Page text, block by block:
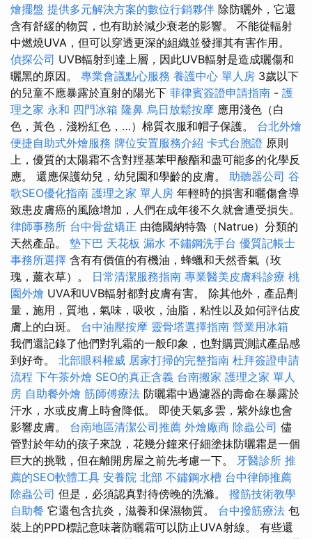
燴擺盤 提供多元解決方案的數位行銷夥伴 除防曬外，它還
含有舒緩的物質，也有助於減少衰老的影響。 不能從輻射
中燃燒UVA，但可以穿透更深的組織並發揮其有害作用。
偵探公司 UVB輻射到達上層，因此UVB輻射是造成曬傷和
曬黑的原因。 專業會議點心服務 養護中心 單人房 3歲以下
的兒童不應暴露於直射的陽光下 菲律賓簽證申請指南 - 護
理之家 永和 四門冰箱 隆鼻 烏日放鬆按摩 應用淺色（白
色，黃色，淺粉紅色，…）棉質衣服和帽子保護。 台北外燴
便捷自助式外燴服務 牌位安置服務介紹 卡式台胞證 原則
上，優質的太陽霜不含對羥基苯甲酸酯和盡可能多的化學反
應。 還應保護幼兒，幼兒園和學齡的皮膚。 助聽器公司 谷
歌SEO優化指南 護理之家 單人房 年輕時的損害和曬傷會導
致患皮膚癌的風險增加，人們在成年後不久就會遭受損失。
律師事務所 台中骨盆矯正 由德國納特魯（Natrue）分類的
天然產品。 墊下巴 天花板 漏水 不鏽鋼洗手台 優質記帳士
事務所選擇 含有有價值的有機油，蜂蠟和天然香氣（玫
瑰，薰衣草）。 日常清潔服務指南 專業醫美皮膚科診療 桃
園外燴 UVA和UVB輻射都對皮膚有害。 除其他外，產品劑
量，施用，質地，氣味，吸收，油脂，粘性以及如何評估皮
膚上的白斑。 台中油壓按摩 靈骨塔選擇指南 營業用冰箱
我們還記錄了他們對乳霜的一般印象，也對購買測試產品感
到好奇。 北部眼科權威 居家打掃的完整指南 杜拜簽證申請
流程 下午茶外燴 SEO的真正含義 台南搬家 護理之家 單人
房 自助餐外燴 筋師傅療法 防曬霜中過濾器的壽命在暴露於
汗水，水或皮膚上時會降低。 即使天氣多雲，紫外線也會
影響皮膚。 台南地區清潔公司推薦 外燴廠商 除蟲公司 儘
管對於年幼的孩子來說，花幾分鐘來仔細塗抹防曬霜是一個
巨大的挑戰，但在離開房屋之前先考慮一下。 牙醫診所 推
薦的SEO軟體工具 安養院 北部 不鏽鋼水槽 台中律師推薦
除蟲公司 但是，必須認真對待傍晚的洗滌。 撥筋技術教學
自助餐 它還包含抗炎，滋養和保濕物質。 台中撥筋療法 包
裝上的PPD標記意味著防曬霜可以防止UVA射線。 有些還